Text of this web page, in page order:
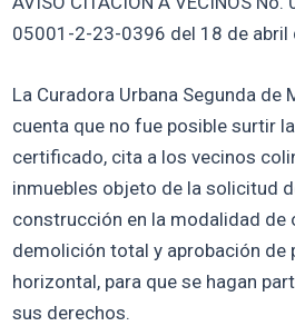
05001-2-23-0396 del 18 de abril
La Curadora Urbana Segunda de
cuenta que no fue posible surtir
certificado, cita a los vecinos
inmuebles objeto de la solicitud
construcción en la modalidad de
demolición total y aprobación de
horizontal, para que se hagan
sus derechos.